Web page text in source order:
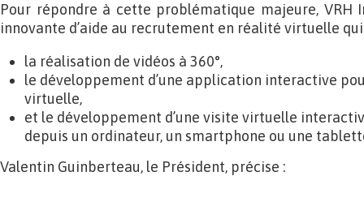
Pour répondre à cette problématique majeure, VRH
innovante d’aide au recrutement en réalité virtuelle
la réalisation de vidéos à 360°,
le développement d’une application interactive
virtuelle,
et le développement d’une visite virtuelle
depuis un ordinateur, un smartphone ou une
Valentin Guinberteau, le Président, précise :